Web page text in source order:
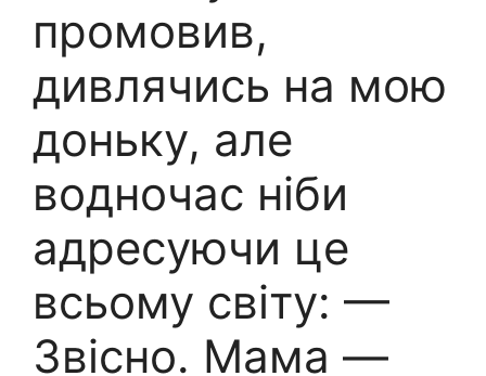
промовив,
дивлячись на мою
доньку, але
водночас ніби
адресуючи це
всьому світу: —
Звісно. Мама —